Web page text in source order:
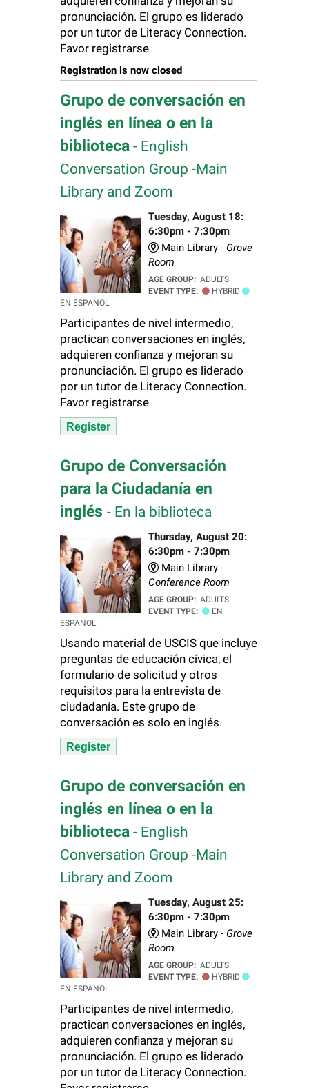
pronunciación. El grupo es liderado
por un tutor de Literacy Connection.
Favor registrarse
Registration is now closed
Grupo de conversación en
inglés en línea o en la
biblioteca - English
Conversation Group -Main
Library and Zoom
Tuesday, August 18:
6:30pm - 7:30pm
Main Library - Grove
Room
AGE GROUP: ADULTS
EVENT TYPE:
HYBRID
EN ESPANOL
Participantes de nivel intermedio,
practican conversaciones en inglés,
adquieren confianza y mejoran su
pronunciación. El grupo es liderado
por un tutor de Literacy Connection.
Favor registrarse
Register
Grupo de Conversación
para la Ciudadanía en
inglés - En la biblioteca
Thursday, August 20:
6:30pm - 7:30pm
Main Library -
Conference Room
AGE GROUP: ADULTS
EVENT TYPE:
EN
ESPANOL
Usando material de USCIS que incluye
preguntas de educación cívica, el
formulario de solicitud y otros
requisitos para la entrevista de
ciudadanía. Este grupo de
conversación es solo en inglés.
Register
Grupo de conversación en
inglés en línea o en la
biblioteca - English
Conversation Group -Main
Library and Zoom
Tuesday, August 25:
6:30pm - 7:30pm
Main Library - Grove
Room
AGE GROUP: ADULTS
EVENT TYPE:
HYBRID
EN ESPANOL
Participantes de nivel intermedio,
practican conversaciones en inglés,
adquieren confianza y mejoran su
pronunciación. El grupo es liderado
por un tutor de Literacy Connection.